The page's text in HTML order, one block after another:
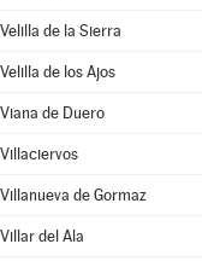
Velilla de la Sierra
Velilla de los Ajos
Viana de Duero
Villaciervos
Villanueva de Gormaz
Villar del Ala